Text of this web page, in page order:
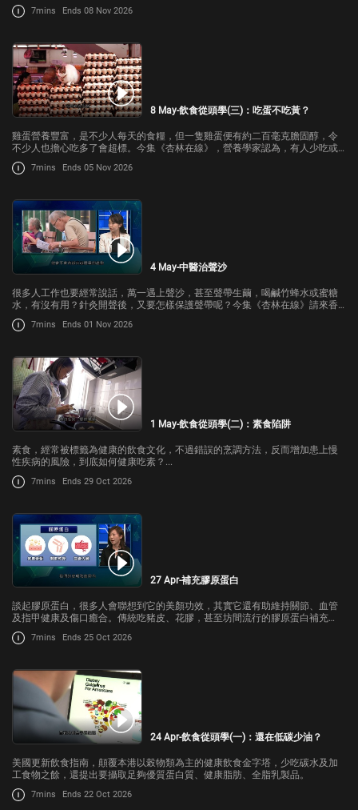
醫學院兒科學系教授林鴻生跟我們講解。
7mins Ends 08 Nov 2026
8 May-飲食從頭學(三)：吃蛋不吃黃？
雞蛋營養豐富，是不少人每天的食糧，但一隻雞蛋便有約二百毫克膽固醇，令
不少人也擔心吃多了會超標。今集《杏林在線》，營養學家認為，有人少吃或
不吃蛋黃來控制膽固醇是過慮。
7mins Ends 05 Nov 2026
4 May-中醫治聲沙
很多人工作也要經常說話，萬一遇上聲沙，甚至聲帶生繭，喝鹹竹蜂水或蜜糖
水，有沒有用？針灸開聲後，又要怎樣保護聲帶呢？今集《杏林在線》請來香
港防癆心臟及胸病協會中醫師曾芷楹，跟我們講解。
7mins Ends 01 Nov 2026
1 May-飲食從頭學(二)：素食陷阱
素食，經常被標籤為健康的飲食文化，不過錯誤的烹調方法，反而增加患上慢
性疾病的風險，到底如何健康吃素？...
7mins Ends 29 Oct 2026
27 Apr-補充膠原蛋白
談起膠原蛋白，很多人會聯想到它的美顏功效，其實它還有助維持關節、血管
及指甲健康及傷口癒合。傳統吃豬皮、花膠，甚至坊間流行的膠原蛋白補充
劑，又是否能有效補充人體流失的膠原蛋白？今集《杏林在線》請來基督教聯
合那打素社康服務註冊營養師黃凱琳，跟我
7mins Ends 25 Oct 2026
24 Apr-飲食從頭學(一)：還在低碳少油？
美國更新飲食指南，顛覆本港以榖物類為主的健康飲食金字塔，少吃碳水及加
工食物之餘，還提出要攝取足夠優質蛋白質、健康脂肪、全脂乳製品。
7mins Ends 22 Oct 2026